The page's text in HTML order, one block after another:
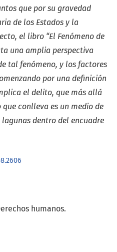
humanos.
que por su gravedad
de los Estados y la
el libro “El Fenómeno de
una amplia perspectiva
tal fenómeno, y los factores
por una definición
el delito, que más allá
conlleva es un medio de
dentro del encuadre